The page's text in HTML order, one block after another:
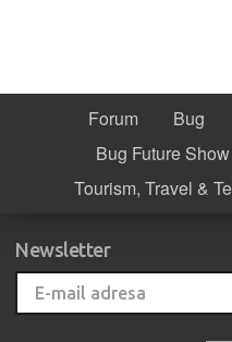
Forum Bug
Bug Future Show
Tourism, Travel &
Newsletter